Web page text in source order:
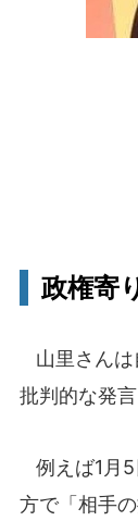
政権寄
山里さんは
批判的な発
例えば1月5
方で「相手